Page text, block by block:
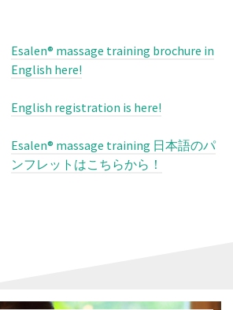
English registration is here!
Esalen® massage training 日本語のパ